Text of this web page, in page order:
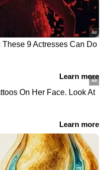
ഫോക്‌സ്‌വാഗൺ വിർടസ്
വാങ്ങാൻ